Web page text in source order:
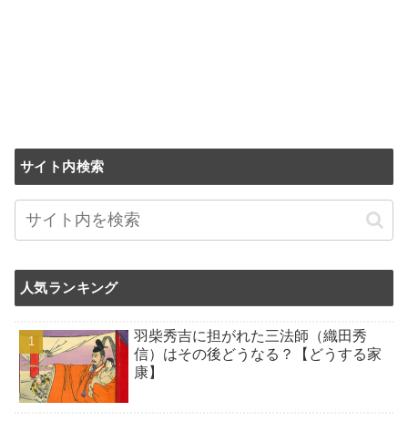
サイト内検索
人気ランキング
羽柴秀吉に担がれた三法師（織田秀
信）はその後どうなる？【どうする家
康】